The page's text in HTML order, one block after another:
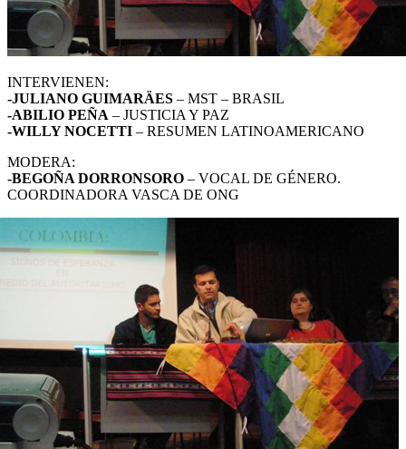
INTERVIENEN:
-JULIANO GUIMARÄES – MST – BRASIL
-ABILIO PEÑA – JUSTICIA Y PAZ
-WILLY NOCETTI – RESUMEN LATINOAMERICANO
MODERA:
-BEGOÑA DORRONSORO – VOCAL DE GÉNERO.
COORDINADORA VASCA DE ONG